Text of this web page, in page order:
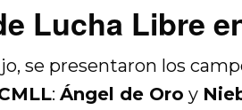
Lucha Libre
se presentaron los
:Ángel de Oro y